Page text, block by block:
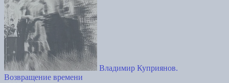
Владимир Куприянов.
Возвращение времени